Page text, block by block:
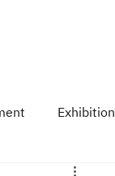
Exhibition